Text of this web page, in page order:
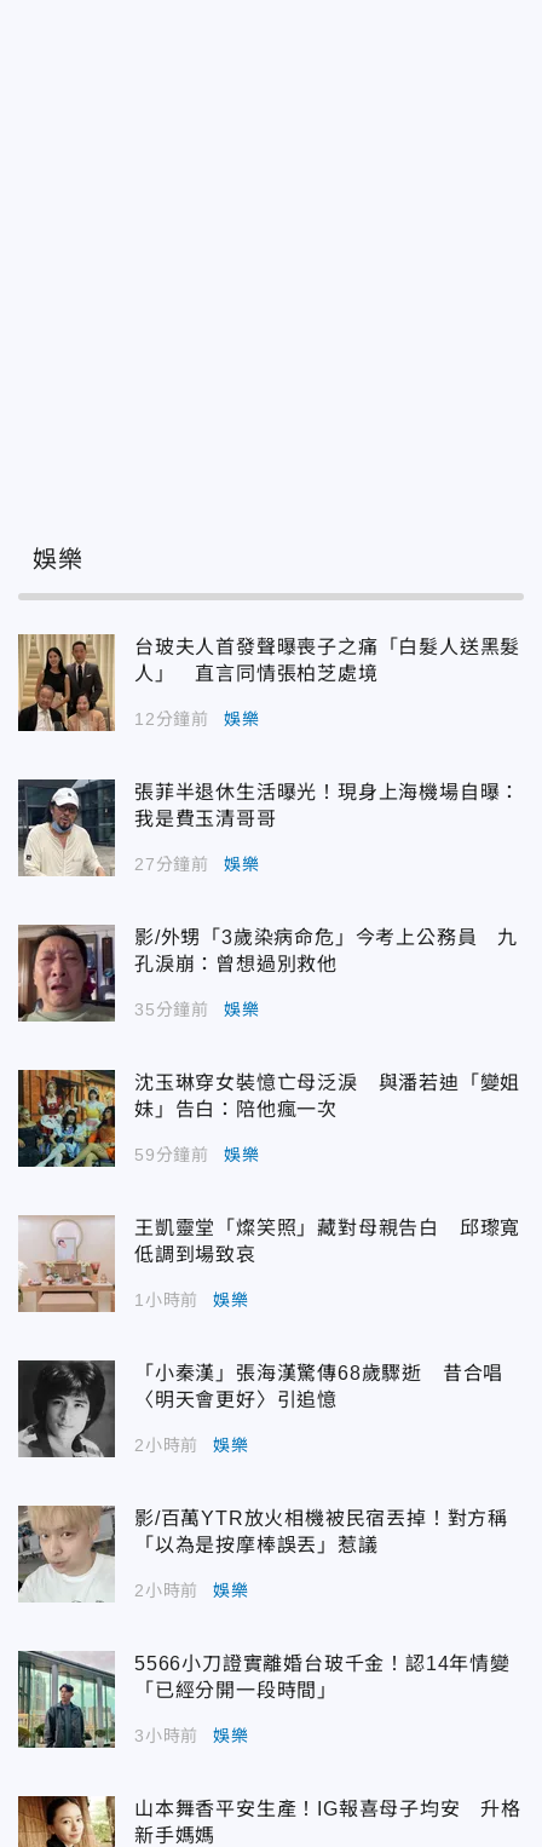
娛樂
台玻夫人首發聲曝喪子之痛「白髮人送黑髮
人」 直言同情張柏芝處境
12分鐘前 娛樂
張菲半退休生活曝光！現身上海機場自曝：
我是費玉清哥哥
27分鐘前 娛樂
影/外甥「3歲染病命危」今考上公務員 九
孔淚崩：曾想過別救他
35分鐘前 娛樂
沈玉琳穿女裝憶亡母泛淚 與潘若迪「變姐
妹」告白：陪他瘋一次
59分鐘前 娛樂
王凱靈堂「燦笑照」藏對母親告白 邱瓈寬
低調到場致哀
1小時前 娛樂
「小秦漢」張海漢驚傳68歲驟逝 昔合唱
〈明天會更好〉引追憶
2小時前 娛樂
影/百萬YTR放火相機被民宿丟掉！對方稱
「以為是按摩棒誤丟」惹議
2小時前 娛樂
5566小刀證實離婚台玻千金！認14年情變
「已經分開一段時間」
3小時前 娛樂
山本舞香平安生產！IG報喜母子均安 升格
新手媽媽